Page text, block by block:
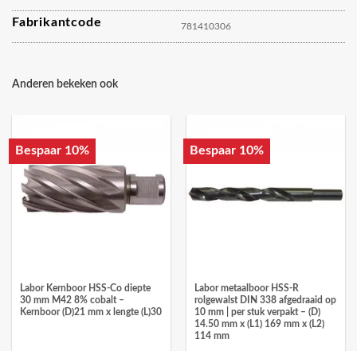
Fabrikantcode 781410306
Anderen bekeken ook
Bespaar 10%
Labor Kernboor HSS-Co diepte
30 mm M42 8% cobalt –
Kernboor (D)21 mm x lengte (L)30
Bespaar 10%
Labor metaalboor HSS-R
rolgewalst DIN 338 afgedraaid op
10 mm | per stuk verpakt – (D)
14.50 mm x (L1) 169 mm x (L2)
114 mm